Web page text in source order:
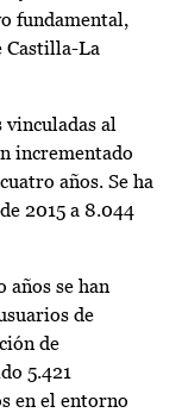
fundamental,
Castilla-La
vinculadas al
incrementado
años. Se ha
2015 a 8.044
se han
de
de
5.421
en el entorno